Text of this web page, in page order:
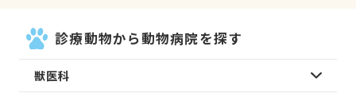
診療動物から動物病院を探す
獣医科